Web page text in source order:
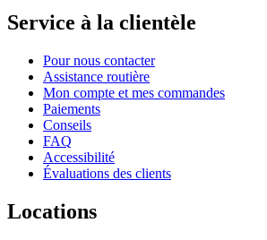
Service à la clientèle
Pour nous contacter
Assistance routière
Mon compte et mes commandes
Paiements
Conseils
FAQ
Accessibilité
Évaluations des clients
Locations